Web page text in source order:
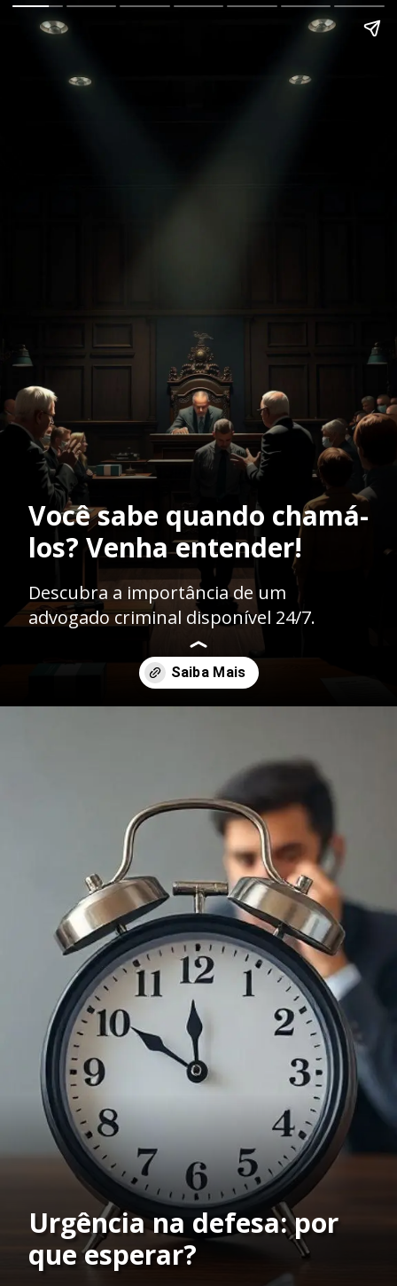
Você sabe quando chamá-
los? Venha entender!
Descubra a importância de um
advogado criminal disponível 24/7.
Urgência na defesa: por
que esperar?